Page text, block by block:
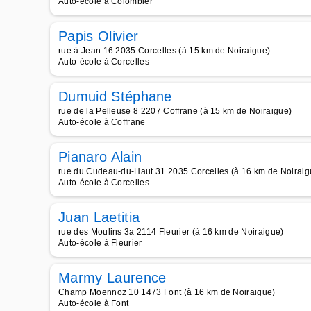
Papis Olivier
rue à Jean 16 2035 Corcelles (à 15 km de Noiraigue)
Auto-école à Corcelles
Dumuid Stéphane
rue de la Pelleuse 8 2207 Coffrane (à 15 km de Noiraigue)
Auto-école à Coffrane
Pianaro Alain
rue du Cudeau-du-Haut 31 2035 Corcelles (à 16 km de
Auto-école à Corcelles
Juan Laetitia
rue des Moulins 3a 2114 Fleurier (à 16 km de Noiraigue)
Auto-école à Fleurier
Marmy Laurence
Champ Moennoz 10 1473 Font (à 16 km de Noiraigue)
Auto-école à Font